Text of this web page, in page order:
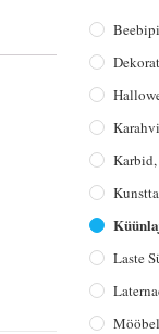
Laste
Mööbel